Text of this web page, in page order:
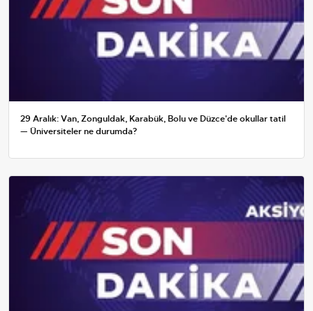
29 Aralık: Van, Zonguldak, Karabük, Bolu ve Düzce'de okullar tatil
— Üniversiteler ne durumda?